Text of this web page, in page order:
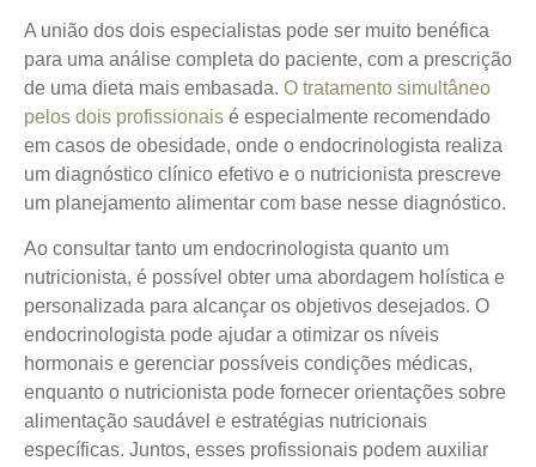
A união dos dois especialistas pode ser muito benéfica
para uma análise completa do paciente, com a prescrição
de uma dieta mais embasada. O tratamento simultâneo
pelos dois profissionais é especialmente recomendado
em casos de obesidade, onde o endocrinologista realiza
um diagnóstico clínico efetivo e o nutricionista prescreve
um planejamento alimentar com base nesse diagnóstico.
Ao consultar tanto um endocrinologista quanto um
nutricionista, é possível obter uma abordagem holística e
personalizada para alcançar os objetivos desejados. O
endocrinologista pode ajudar a otimizar os níveis
hormonais e gerenciar possíveis condições médicas,
enquanto o nutricionista pode fornecer orientações sobre
alimentação saudável e estratégias nutricionais
específicas. Juntos, esses profissionais podem auxiliar